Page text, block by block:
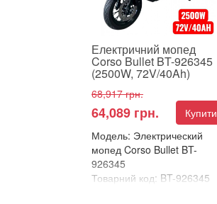
Електричний мопед
Corso Bullet BT-926345
(2500W, 72V/40Ah)
68,917 грн.
64,089 грн.
Купити
Модель: Электрический
мопед Corso Bullet BT-
926345
Товарний код: BT-926345